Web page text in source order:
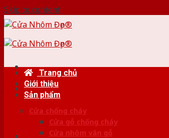
Skip to content
Trang chủ
Giới thiệu
Sản phẩm
Cửa chống cháy
Cửa gỗ chống cháy
Cửa nhôm vân gỗ